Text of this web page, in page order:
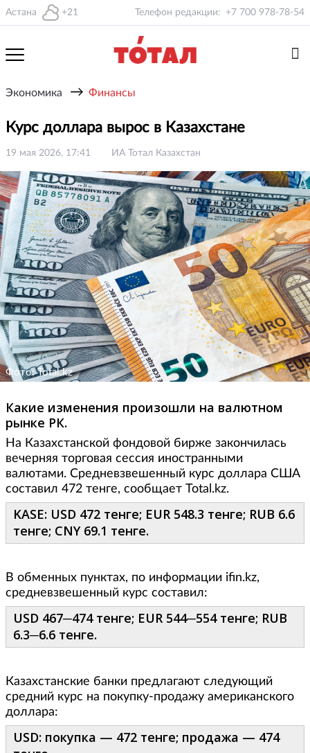
Астана +21 Телефон редакции: +7 700 978-78-54
Экономика → Финансы
Курс доллара вырос в Казахстане
19 мая 2026, 17:41 ИА Тотал Казахстан
Фото: Total.kz
Какие изменения произошли на валютном
рынке РК.
На Казахстанской фондовой бирже закончилась
вечерняя торговая сессия иностранными
валютами. Средневзвешенный курс доллара США
составил 472 тенге, сообщает Total.kz.
KASE: USD 472 тенге; EUR 548.3 тенге; RUB 6.6
тенге; CNY 69.1 тенге.
В обменных пунктах, по информации ifin.kz,
средневзвешенный курс составил:
USD 467─474 тенге; EUR 544─554 тенге; RUB
6.3─6.6 тенге.
Казахстанские банки предлагают следующий
средний курс на покупку-продажу американского
доллара:
USD: покупка — 472 тенге; продажа — 474